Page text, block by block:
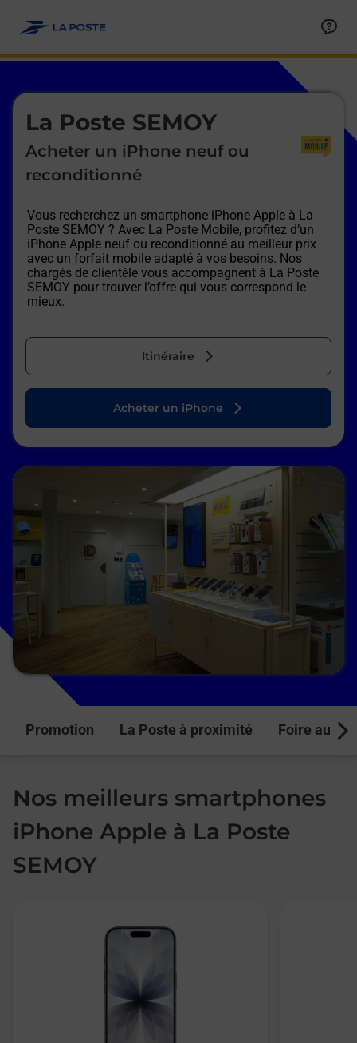
La Poste SEMOY
Acheter un iPhone neuf ou
reconditionné
Vous recherchez un smartphone iPhone Apple à La
Poste SEMOY ? Avec La Poste Mobile, profitez d’un
iPhone Apple neuf ou reconditionné au meilleur prix
avec un forfait mobile adapté à vos besoins. Nos
chargés de clientèle vous accompagnent à La Poste
SEMOY pour trouver l’offre qui vous correspond le
mieux.
Itinéraire
Le lien s'ouvre dans un nouvel onglet
Acheter un iPhone
Promotion La Poste à proximité Foire aux
Nos meilleurs smartphones
iPhone Apple à La Poste
SEMOY